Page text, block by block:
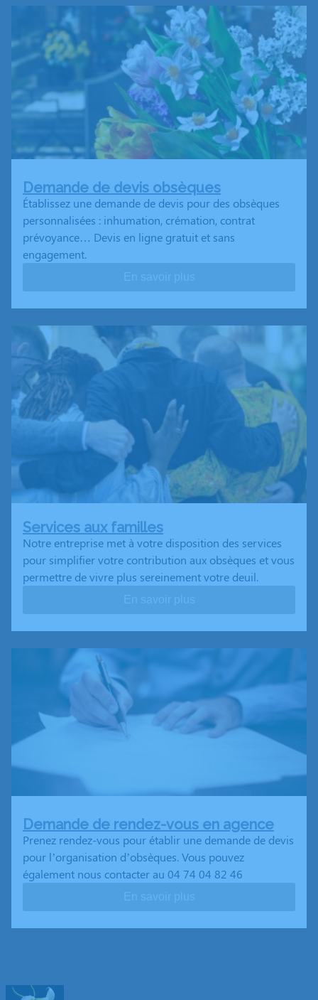
Demande de devis obsèques
Établissez une demande de devis pour des obsèques
personnalisées : inhumation, crémation, contrat
prévoyance… Devis en ligne gratuit et sans
engagement.
Services aux familles
Notre entreprise met à votre disposition des services
pour simplifier votre contribution aux obsèques et vous
permettre de vivre plus sereinement votre deuil.
Demande de rendez-vous en agence
Prenez rendez-vous pour établir une demande de devis
pour l’organisation d’obsèques. Vous pouvez
également nous contacter au 04 74 04 82 46